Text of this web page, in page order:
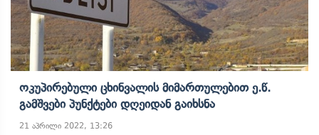
Ოკუპირებული Ცხინვალის Მიმართულებით Ე.წ.
Გამშვები Პუნქტები Დღეიდან Გაიხსნა
21 აპრილი 2022, 13:26